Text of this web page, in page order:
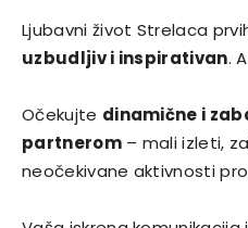
Ljubavni život Strelaca
uzbudljiv i inspirativan.
Očekujte dinamične i
partnerom– mali izleti,
neočekivane aktivnosti